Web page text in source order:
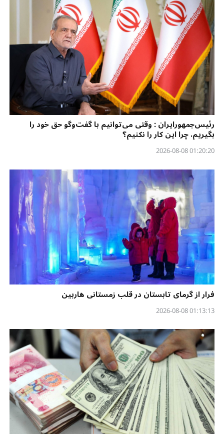
رئیس‌جمهورایران : وقتی می‌توانیم با گفت‌وگو حق خود را
بگیریم، چرا این کار را نکنیم؟
01:20:20 2026-08-08
فرار از گرمای تابستان در قلب زمستانی هاربین
01:13:13 2026-08-08